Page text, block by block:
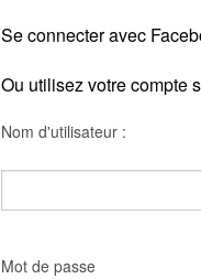
Se connecter avec
Ou utilisez votre compte
Nom d'utilisateur :
Mot de passe